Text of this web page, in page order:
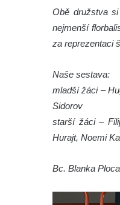
Obě družstva
nejmenší
za reprezentaci
Naše sestava:
mladší žáci –
Sidorov
starší žáci –
Hurajt, Noemi
Bc. Blanka